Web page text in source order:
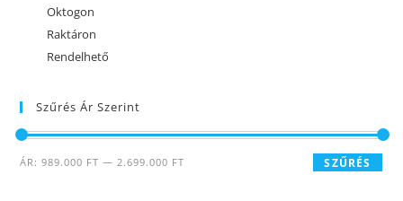
Oktogon
Raktáron
Rendelhető
Szűrés Ár Szerint
SZŰRÉS
ÁR:989.000 FT —2.699.000 FT